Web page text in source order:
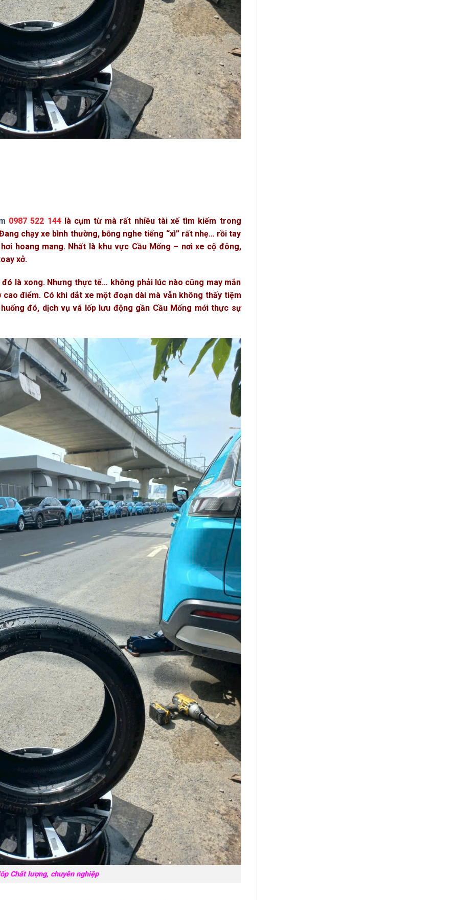
0987 522 144là cụm từ mà rất nhiều tài xế tìm kiếm trong
chạy xe bình thường, bỗng nghe tiếng “xì” rất nhẹ… rồi tay
hoang mang. Nhất là khu vực Cầu Mống – nơi xe cộ đông,
xở.
là xong. Nhưng thực tế… không phải lúc nào cũng may mắn
điểm. Có khi dắt xe một đoạn dài mà vẫn không thấy tiệm
đó, dịch vụ vá lốp lưu động gần Cầu Mống mới thực sự
Chất lượng, chuyên nghiệp